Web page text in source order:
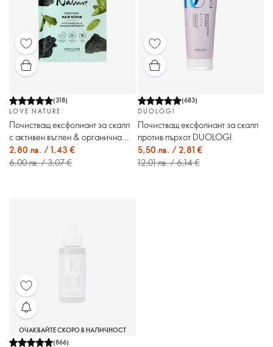
(318)
LOVE NATURE
Почистващ ексфолиант за скалп
с активен въглен & органична
мента Love Nature
2,80 лв. / 1,43 €
6,00 лв. / 3,07 €
(683)
DUOLOGI
Почистващ ексфолиант за скалп
против пърхот DUOLOGI
5,50 лв. / 2,81 €
12,01 лв. / 6,14 €
ОЧАКВАЙТЕ СКОРО В НАЛИЧНОСТ
(866)